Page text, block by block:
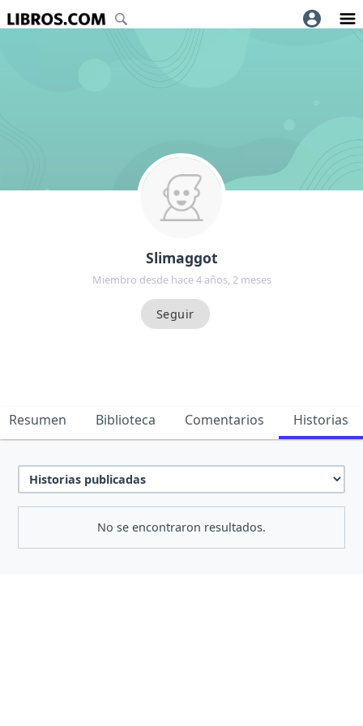
Slimaggot
Miembro desde hace 4 años, 2 meses
Resumen Biblioteca Comentarios Historias
No se encontraron resultados.